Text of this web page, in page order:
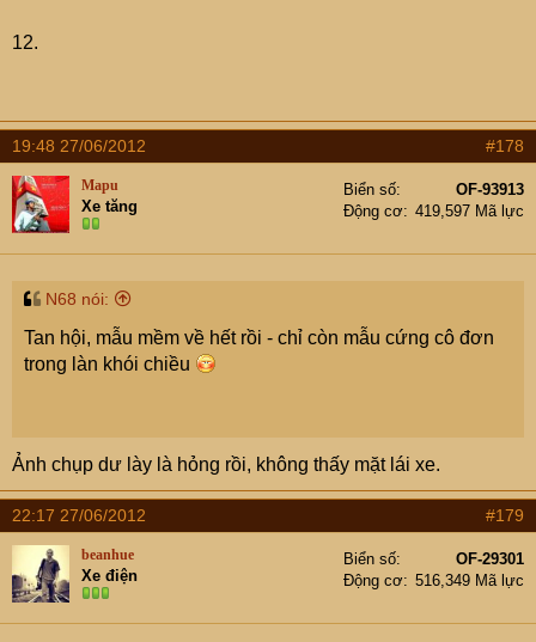
12.
19:48 27/06/2012 #178
Mapu
Xe tăng
Biển số
OF-93913
Động cơ
419,597 Mã lực
N68 nói:
Tan hội, mẫu mềm về hết rồi - chỉ còn mẫu cứng cô đơn
trong làn khói chiều
Ảnh chụp dư lày là hỏng rồi, không thấy mặt lái xe.
22:17 27/06/2012 #179
beanhue
Xe điện
Biển số
OF-29301
Động cơ
516,349 Mã lực